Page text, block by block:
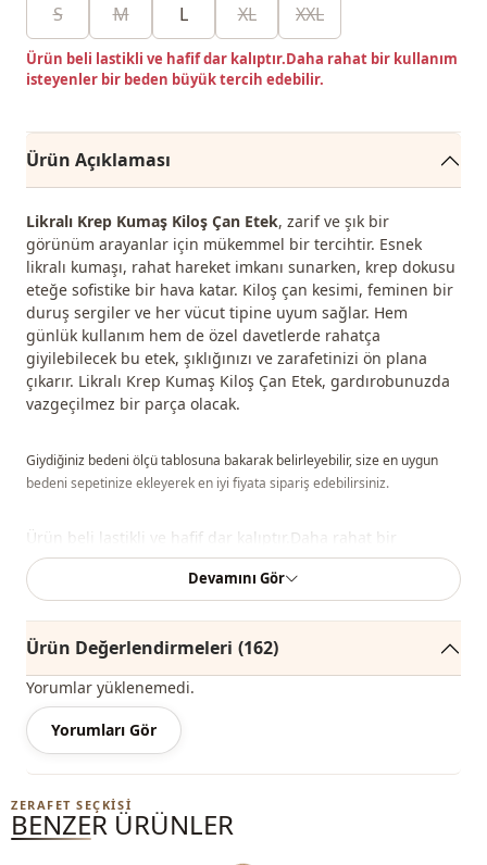
S M L XL XXL
Ürün beli lastikli ve hafif dar kalıptır.Daha rahat bir kullanım
isteyenler bir beden büyük tercih edebilir.
Ürün Açıklaması
Likralı Krep Kumaş Kiloş Çan Etek, zarif ve şık bir
görünüm arayanlar için mükemmel bir tercihtir. Esnek
likralı kumaşı, rahat hareket imkanı sunarken, krep dokusu
eteğe sofistike bir hava katar. Kiloş çan kesimi, feminen bir
duruş sergiler ve her vücut tipine uyum sağlar. Hem
günlük kullanım hem de özel davetlerde rahatça
giyilebilecek bu etek, şıklığınızı ve zarafetinizi ön plana
çıkarır. Likralı Krep Kumaş Kiloş Çan Etek, gardırobunuzda
vazgeçilmez bir parça olacak.
Giydiğiniz bedeni ölçü tablosuna bakarak belirleyebilir, size en uygun
bedeni sepetinize ekleyerek en iyi fiyata sipariş edebilirsiniz.
Ürün beli lastikli ve hafif dar kalıptır.Daha rahat bir
kullanım isteyenler için bir beden büyük tercih edilebilir.
Not:Ürünün renginde konsept çekimlerinden dolayı ton farklılığı olabilir.
Yıkama: 30 derecede yıkayınız.
%50 Elastan , %50 Pamuk
Kumaş
Devamını Gör
Ürün Değerlendirmeleri (162)
Yorumlar yüklenemedi.
Yorumları Gör
ZERAFET SEÇKISI
BENZER ÜRÜNLER